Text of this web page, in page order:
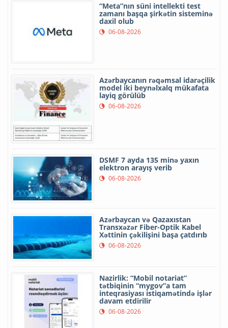
“Meta”nın süni intellekti test
zamanı başqa şirkətin sisteminə
daxil olub
06-08-2026
Azərbaycanın rəqəmsal idarəçilik
model iki beynəlxalq mükafata
layiq görülüb
06-08-2026
DSMF 7 ayda 135 minə yaxın
elektron arayış verib
06-08-2026
Azərbaycan və Qazaxıstan
Transxəzər Fiber-Optik Kabel
Xəttinin çəkilişini başa çatdırıb
06-08-2026
Nazirlik: “Mobil notariat”
tətbiqinin “mygov”a tam
inteqrasiyası istiqamətində işlər
davam etdirilir
06-08-2026